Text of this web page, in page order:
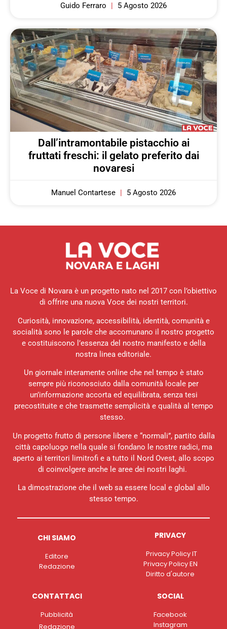
Guido Ferraro 5 Agosto 2026
Dall’intramontabile pistacchio ai
fruttati freschi: il gelato preferito dai
novaresi
Manuel Contartese 5 Agosto 2026
La Voce di Novara è un progetto nato nel 2017 con l’obiettivo
di offrire una nuova Voce dei nostri territori.
Curiosità, innovazione, accessibilità, identità, comunità e
socialità sono le parole che accomunano il nostro progetto
e costituiscono l’essenza del nostro manifesto e della
nostra linea editoriale.
Un giornale interamente online che nel tempo è stato
sempre più riconosciuto dalla comunità locale per
un’informazione accorta ed equilibrata, senza tesi
precostituite e che trasmette semplicità e qualità al tempo
stesso.
Un progetto frutto di persone libere e “normali”, partito dalla
città capoluogo nella quale si fondano le nostre radici, ma
aperto ai territori limitrofi e a tutto il Nord Ovest, allo scopo
di coinvolgere anche le aree dei nostri laghi.
La dimostrazione che il web sa essere local e global allo
stesso tempo.
CHI SIAMO
Editore
Redazione
PRIVACY
Privacy Policy IT
Privacy Policy EN
Diritto d'autore
CONTATTACI
Pubblicità
Redazione
SOCIAL
Facebook
Instagram